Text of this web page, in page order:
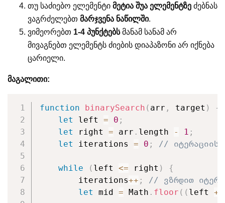
თუ საძიებო ელემენტი მეტია შუა ელემენტზე ძებნას
ვაგრძელებთ მარჯვენა ნაწილში.
ვიმეორებთ 1-4 პუნქტებსმანამ სანამ არ
მივაგნებთ ელემენტს ძიების დიაპაზონი არ იქნება
ცარიელი.
მაგალითი:
function binarySearch ( arr , target )
{
let left = 0 ;
let right = arr . length - 1 ;
let iterations = 0 ; // იტერაციის
while ( left <= right )
{
        iterations
++ ;
// ვზრდით
let mid = Math . floor ( ( left +